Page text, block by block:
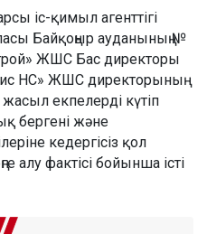
іс-қимыл агенттігі
Байқоңыр ауданының №
ЖШС Бас директоры
НС» ЖШС директорының
екпелерді күтіп
бергені және
кедергісіз қол
алу фактісі бойынша істі